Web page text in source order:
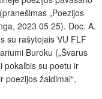
„Poezijos
2023 05 25). Doc. A.
su rašytojais VU FLF
Buroku („Švarus
pokalbis su poetu ir
poezijos žaidimai“,